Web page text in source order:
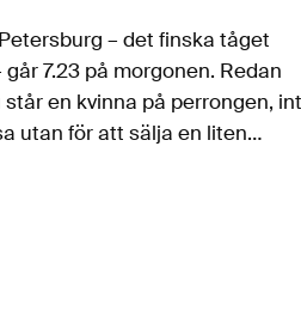
– det finska tåget
går 7.23 på morgonen. Redan
står en kvinna på perrongen,
utan för att sälja en liten